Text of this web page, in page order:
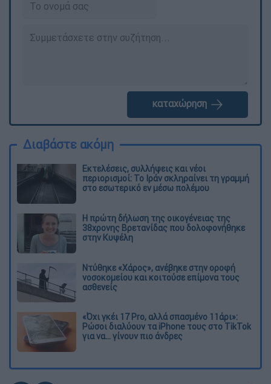
καταχώρηση
Διαβάστε ακόμη
Εκτελέσεις, συλλήψεις και νέοι
περιορισμοί: Το Ιράν σκληραίνει τη γραμμή
στο εσωτερικό εν μέσω πολέμου
Η πρώτη δήλωση της οικογένειας της
38χρονης Βρετανίδας που δολοφονήθηκε
στην Κυψέλη
Ντύθηκε «Χάρος», ανέβηκε στην οροφή
νοσοκομείου και κοιτούσε επίμονα τους
ασθενείς
«Όχι γκέι 17 Pro, αλλά σπασμένο 11άρι»:
Ρώσοι διαλύουν τα iPhone τους στο TikTok
για να... γίνουν πιο άνδρες